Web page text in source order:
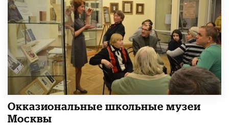
​Окказиональные школьные музеи
Москвы